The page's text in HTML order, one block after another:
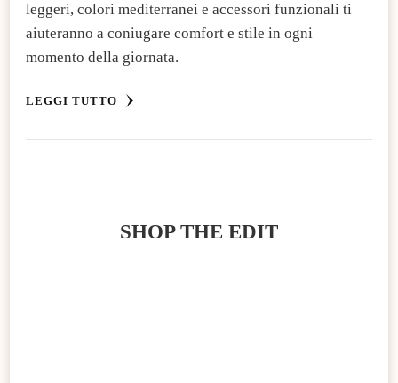
leggeri, colori mediterranei e accessori funzionali ti
aiuteranno a coniugare comfort e stile in ogni
momento della giornata.
LEGGI TUTTO
SHOP THE EDIT